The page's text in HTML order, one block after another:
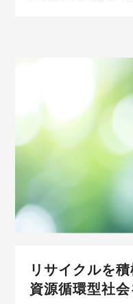
リサイクルを積
資源循環型社会